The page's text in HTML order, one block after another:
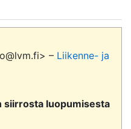
– Liikenne- ja
siirrosta luopumisesta